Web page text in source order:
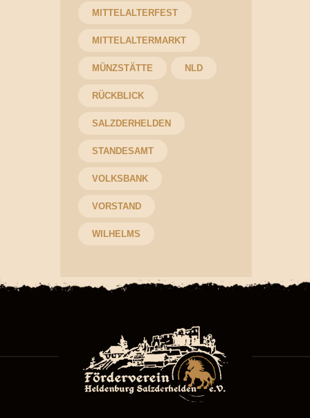
MITTELALTERFEST
MITTELALTERMARKT
MÜNZSTÄTTE NLD
RÜCKBLICK
SALZDERHELDEN
STANDESAMT
VOLKSBANK
VORSTAND
WILHELMS